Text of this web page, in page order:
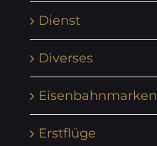
Dienst
Diverses
Eisenbahnmarken
Erstflüge